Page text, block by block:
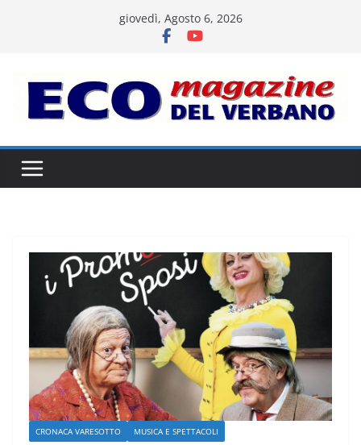
giovedì, Agosto 6, 2026
CRONACA VARESOTTO MUSICA E SPETTACOLI